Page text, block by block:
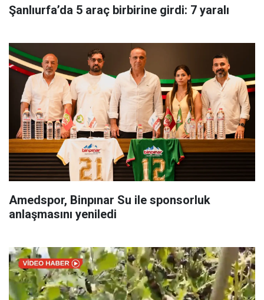
Şanlıurfa’da 5 araç birbirine girdi: 7 yaralı
Amedspor, Binpınar Su ile sponsorluk
anlaşmasını yeniledi